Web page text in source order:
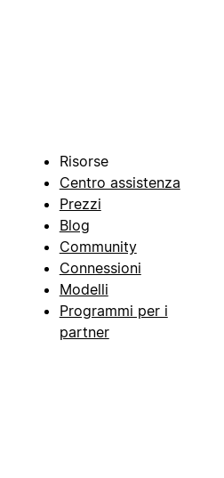
Risorse
Centro assistenza
Prezzi
Blog
Community
Connessioni
Modelli
Programmi per i
partner